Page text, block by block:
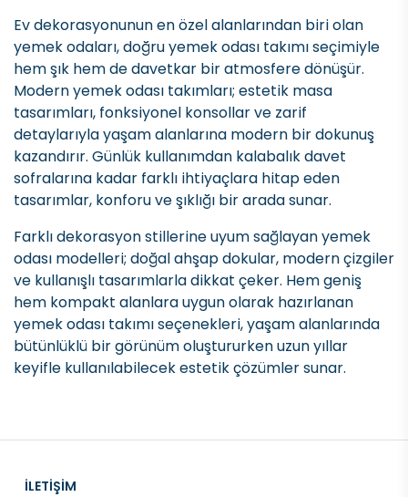
Ev dekorasyonunun en özel alanlarından biri olan
yemek odaları, doğru yemek odası takımı seçimiyle
hem şık hem de davetkar bir atmosfere dönüşür.
Modern yemek odası takımları; estetik masa
tasarımları, fonksiyonel konsollar ve zarif
detaylarıyla yaşam alanlarına modern bir dokunuş
kazandırır. Günlük kullanımdan kalabalık davet
sofralarına kadar farklı ihtiyaçlara hitap eden
tasarımlar, konforu ve şıklığı bir arada sunar.
Farklı dekorasyon stillerine uyum sağlayan yemek
odası modelleri; doğal ahşap dokular, modern çizgiler
ve kullanışlı tasarımlarla dikkat çeker. Hem geniş
hem kompakt alanlara uygun olarak hazırlanan
yemek odası takımı seçenekleri, yaşam alanlarında
bütünlüklü bir görünüm oluştururken uzun yıllar
keyifle kullanılabilecek estetik çözümler sunar.
İLETİŞİM